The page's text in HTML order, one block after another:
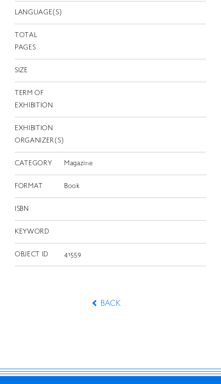
LANGUAGE(S)
TOTAL
PAGES
SIZE
TERM OF
EXHIBITION
EXHIBITION
ORGANIZER(S)
CATEGORY Magazine
FORMAT Book
ISBN
KEYWORD
OBJECT ID 41559
BACK